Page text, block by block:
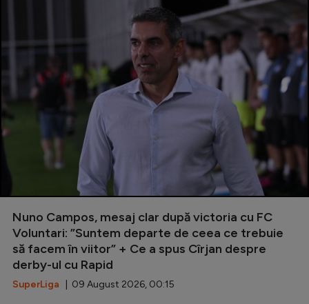
Nuno Campos, mesaj clar după victoria cu FC
Voluntari: ”Suntem departe de ceea ce trebuie
să facem în viitor” + Ce a spus Cîrjan despre
derby-ul cu Rapid
SuperLiga | 09 August 2026, 00:15